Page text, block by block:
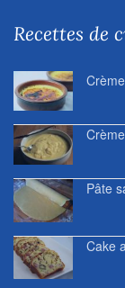
Recettes de
Pâte
Cake